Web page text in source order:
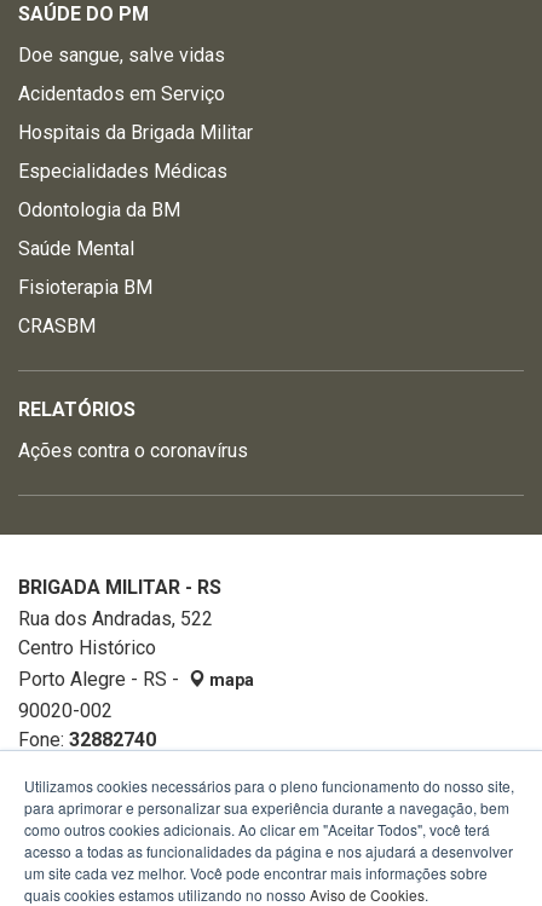
SAÚDE DO PM
Doe sangue, salve vidas
Acidentados em Serviço
Hospitais da Brigada Militar
Especialidades Médicas
Odontologia da BM
Saúde Mental
Fisioterapia BM
CRASBM
RELATÓRIOS
Ações contra o coronavírus
BRIGADA MILITAR - RS
Rua dos Andradas, 522
Centro Histórico
Porto Alegre - RS -
mapa
90020-002
Fone: 32882740
Utilizamos cookies necessários para o pleno funcionamento do nosso site,
para aprimorar e personalizar sua experiência durante a navegação, bem
como outros cookies adicionais. Ao clicar em "Aceitar Todos", você terá
acesso a todas as funcionalidades da página e nos ajudará a desenvolver
um site cada vez melhor. Você pode encontrar mais informações sobre
quais cookies estamos utilizando no nosso Aviso de Cookies.